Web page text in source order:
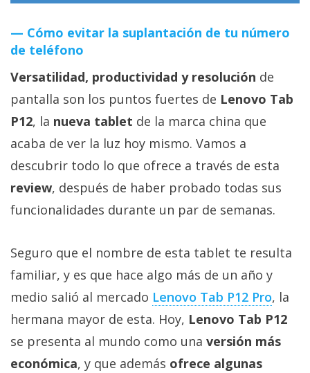
operativos
Profesional
+
Más
temas
Sorteos
Contacto
/
Sobre
nosotros
/
Publicidad
Cómo evitar la suplantación de tu número
de teléfono
Versatilidad, productividad y resolución de
pantalla son los puntos fuertes de Lenovo Tab
P12, la nueva tablet de la marca china que
acaba de ver la luz hoy mismo. Vamos a
descubrir todo lo que ofrece a través de esta
review, después de haber probado todas sus
funcionalidades durante un par de semanas.
Seguro que el nombre de esta tablet te resulta
familiar, y es que hace algo más de un año y
medio salió al mercado Lenovo Tab P12 Pro, la
hermana mayor de esta. Hoy, Lenovo Tab P12
se presenta al mundo como una versión más
económica, y que además ofrece algunas